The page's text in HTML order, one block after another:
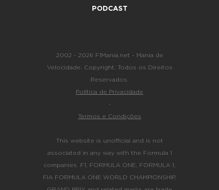
PODCAST
2002 - 2026 F1Mania.net - Mania de
Velocidade. Copyright. Todos os Direitos
Reservados.
Política de Privacidade
-
Termos e Condições
This website is unofficial and is not
associated in any way with the Formula 1
companies. F1, FORMULA ONE, FORMULA 1,
FIA FORMULA ONE WORLD CHAMPIONSHIP,